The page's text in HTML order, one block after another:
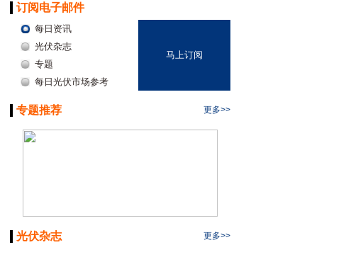
订阅电子邮件
每日资讯
光伏杂志
专题
每日光伏市场参考
马上订阅
专题推荐 更多>>
光伏杂志 更多>>